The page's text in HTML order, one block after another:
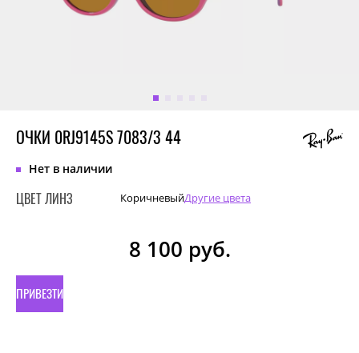
ОЧКИ 0RJ9145S 7083/3 44
Нет в наличии
ЦВЕТ ЛИНЗ КоричневыйДругие цвета
8 100 руб.
ПРИВЕЗТИ